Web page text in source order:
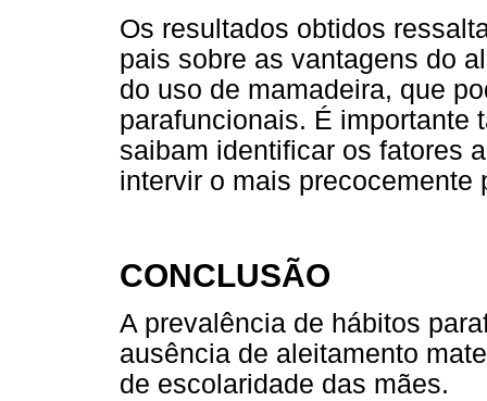
Os resultados obtidos
pais sobre as vantagens do
do uso de mamadeira, que
parafuncionais. É importante
saibam identificar os fatores
intervir o mais precocemente
CONCLUSÃO
A prevalência de hábitos
ausência de aleitamento
de escolaridade das mães.